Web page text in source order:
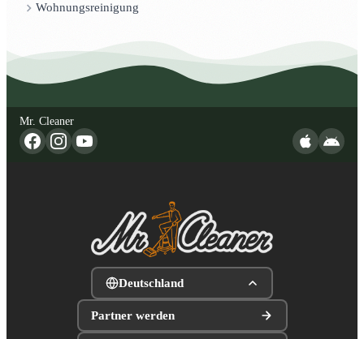
Wohnungsreinigung
Mr. Cleaner
Deutschland
Partner werden